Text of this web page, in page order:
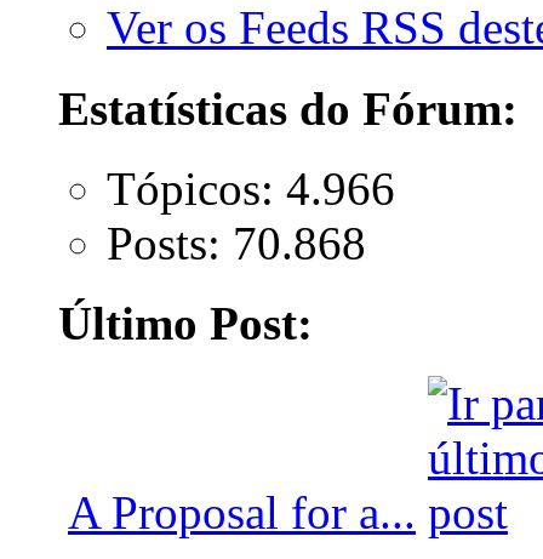
Ver os Feeds RSS
Estatísticas do Fórum:
Tópicos: 4.966
Posts: 70.868
Último Post:
A Proposal for a...